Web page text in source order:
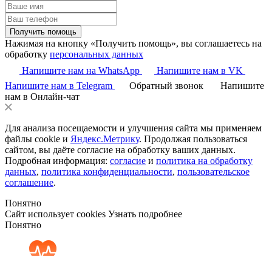
Получить помощь
Нажимая на кнопку «Получить помощь», вы соглашаетесь на
обработку персональных данных
Напишите нам на WhatsApp
Напишите нам в VK
Напишите нам в Telegram
Обратный звонок
Напишите
нам в Онлайн-чат
Для анализа посещаемости и улучшения сайта мы применяем
файлы cookie и Яндекс.Метрику. Продолжая пользоваться
сайтом, вы даёте согласие на обработку ваших данных.
Подробная информация: согласие и политика на обработку
данных, политика конфиденциальности, пользовательское
соглашение.
Понятно
Сайт использует cookies Узнать подробнее
Понятно